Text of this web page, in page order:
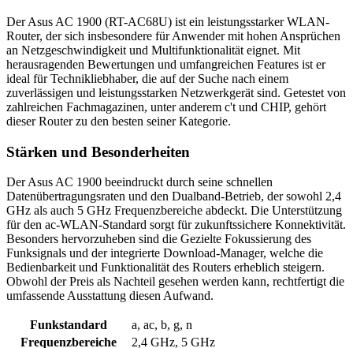
Der Asus AC 1900 (RT-AC68U) ist ein leistungsstarker WLAN-
Router, der sich insbesondere für Anwender mit hohen Ansprüchen
an Netzgeschwindigkeit und Multifunktionalität eignet. Mit
herausragenden Bewertungen und umfangreichen Features ist er
ideal für Technikliebhaber, die auf der Suche nach einem
zuverlässigen und leistungsstarken Netzwerkgerät sind. Getestet von
zahlreichen Fachmagazinen, unter anderem c't und CHIP, gehört
dieser Router zu den besten seiner Kategorie.
Stärken und Besonderheiten
Der Asus AC 1900 beeindruckt durch seine schnellen
Datenübertragungsraten und den Dualband-Betrieb, der sowohl 2,4
GHz als auch 5 GHz Frequenzbereiche abdeckt. Die Unterstützung
für den ac-WLAN-Standard sorgt für zukunftssichere Konnektivität.
Besonders hervorzuheben sind die Gezielte Fokussierung des
Funksignals und der integrierte Download-Manager, welche die
Bedienbarkeit und Funktionalität des Routers erheblich steigern.
Obwohl der Preis als Nachteil gesehen werden kann, rechtfertigt die
umfassende Ausstattung diesen Aufwand.
Funkstandard
a, ac, b, g, n
Frequenzbereiche
2,4 GHz, 5 GHz